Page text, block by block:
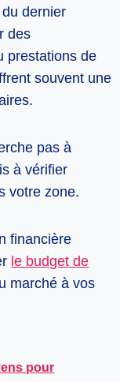
dernier
des
prestations de
souvent une
pas à
à vérifier
votre zone.
financière
le budget de
marché à vos
pour